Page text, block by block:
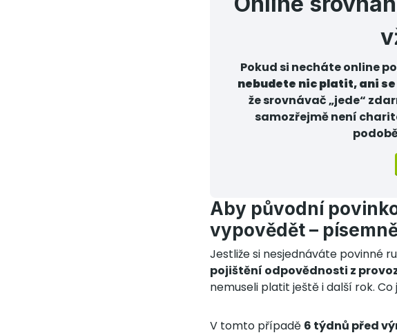
Pokud si necháte online
nebudete nic platit, ani
že srovnávač „jede“
samozřejmě není
Aby původní
vypovědět –
Jestliže si nesjednáváte povinné
pojištění odpovědnosti z
nemuseli platit ještě i další rok. Co
V tomto případě 6 týdnů před